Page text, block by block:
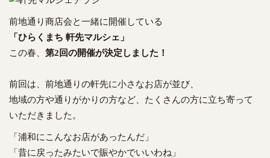
前地通り商店会と一緒に開催している
「ひらくまち 軒先マルシェ」
この春、 第2回の開催が決定しました！
前回は、前地通りの軒先に小さなお店が並び、
地域の方や通りがかりの方など、たくさんの方に立ち寄って
いただきました。
「浦和にこんなお店があったんだ」
「昔に戻ったみたいで賑やかでいいわね」